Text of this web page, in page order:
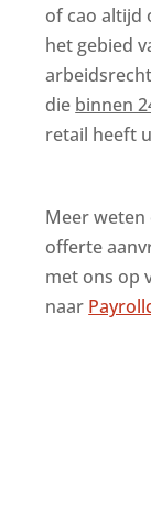
of cao altijd
het gebied
die binnen
retail heeft
Meer
offerte
met ons op
naar